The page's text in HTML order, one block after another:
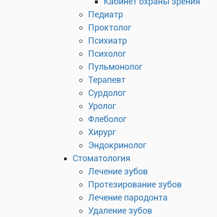
Педиатр
Проктолог
Психиатр
Психолог
Пульмонолог
Терапевт
Сурдолог
Уролог
Флеболог
Хирург
Эндокринолог
Стоматология
Лечение зубов
Протезирование зубов
Лечение пародонта
Удаление зубов